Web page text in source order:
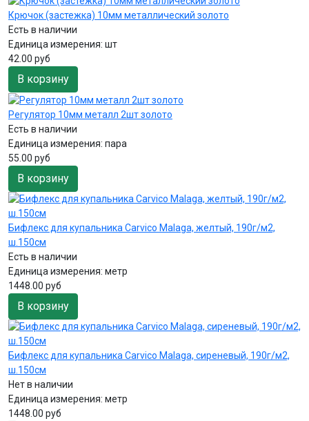
Крючок (застежка) 10мм металлический золото
Есть в наличии
Единица измерения: шт
42.00 руб
В корзину
Регулятор 10мм металл 2шт золото
Есть в наличии
Единица измерения: пара
55.00 руб
В корзину
Бифлекс для купальника Carvico Malaga, желтый, 190г/м2,
ш.150см
Есть в наличии
Единица измерения: метр
1448.00 руб
В корзину
Бифлекс для купальника Carvico Malaga, сиреневый, 190г/м2,
ш.150см
Нет в наличии
Единица измерения: метр
1448.00 руб